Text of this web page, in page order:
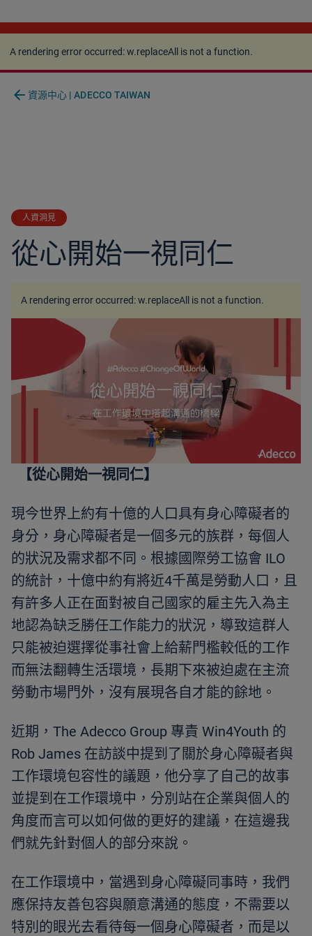
A rendering error occurred:w.replaceAll is not a
function.
A rendering error occurred:w.replaceAll is not a function.
arrow_back 資源中心 | ADECCO TAIWAN
人資洞見
從心開始一視同仁
【從心開始一視同仁】
現今世界上約有十億的人口具有身心障礙者的
身分，身心障礙者是一個多元的族群，每個人
的狀況及需求都不同。根據國際勞工協會 ILO
的統計，十億中約有將近4千萬是勞動人口，且
有許多人正在面對被自己國家的雇主先入為主
地認為缺乏勝任工作能力的狀況，導致這群人
只能被迫選擇從事社會上給薪門檻較低的工作
而無法翻轉生活環境，長期下來被迫處在主流
勞動市場門外，沒有展現各自才能的餘地。
近期，The Adecco Group 專責 Win4Youth 的
Rob James 在訪談中提到了關於身心障礙者與
工作環境包容性的議題，他分享了自己的故事
並提到在工作環境中，分別站在企業與個人的
角度而言可以如何做的更好的建議，在這邊我
們就先針對個人的部分來說。
在工作環境中，當遇到身心障礙同事時，我們
應保持友善包容與願意溝通的態度，不需要以
特別的眼光去看待每一個身心障礙者，而是以
A rendering error occurred:w.replaceAll is not a function.